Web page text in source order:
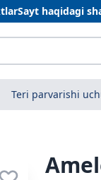
Sayt haqidagi
Teri parvarishi